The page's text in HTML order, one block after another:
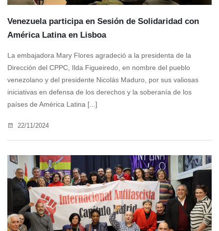
Venezuela participa en Sesión de Solidaridad con
América Latina en Lisboa
La embajadora Mary Flores agradeció a la presidenta de la
Dirección del CPPC, Ilda Figueiredo, en nombre del pueblo
venezolano y del presidente Nicolás Maduro, por sus valiosas
iniciativas en defensa de los derechos y la soberanía de los
países de América Latina [...]
22/11/2024